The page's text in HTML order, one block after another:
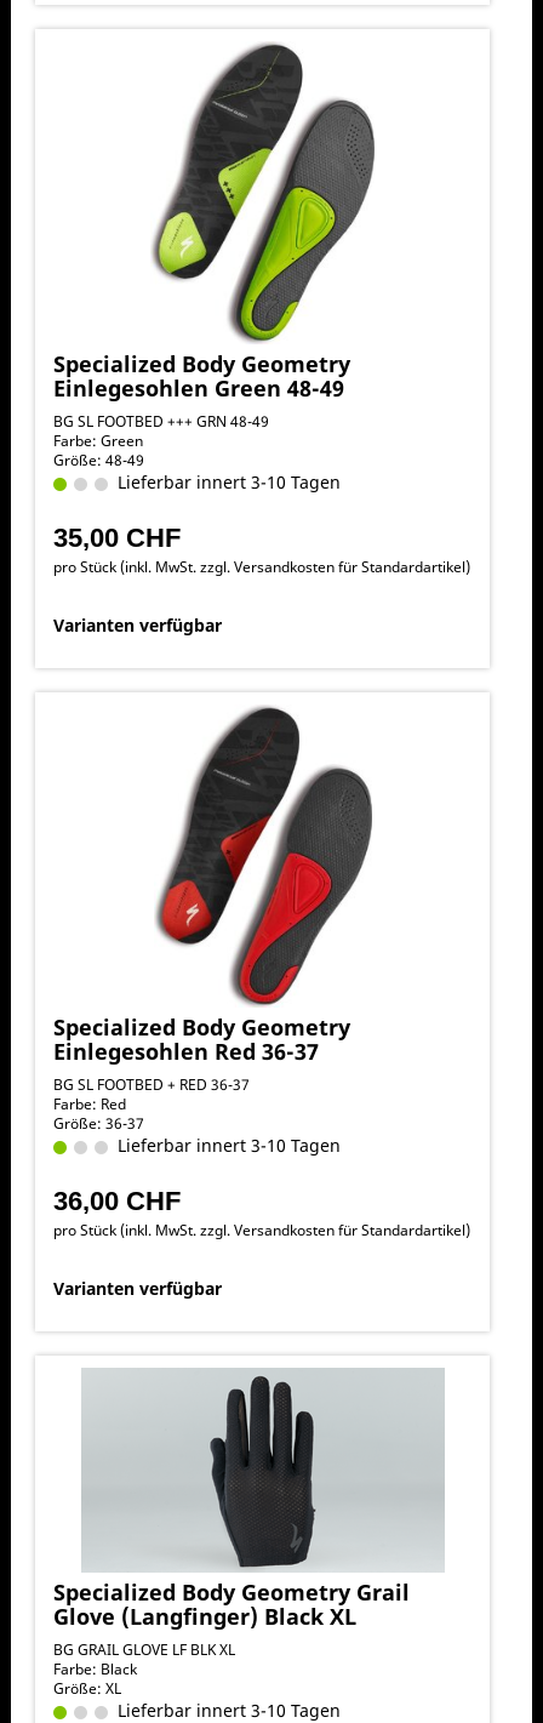
Specialized Body Geometry
Einlegesohlen Green 48-49
BG SL FOOTBED +++ GRN 48-49
Farbe: Green
Größe: 48-49
Lieferbar innert 3-10 Tagen
35,00 CHF
pro Stück (inkl. MwSt. zzgl.Versandkosten für Standardartikel)
Varianten verfügbar
Specialized Body Geometry
Einlegesohlen Red 36-37
BG SL FOOTBED + RED 36-37
Farbe: Red
Größe: 36-37
Lieferbar innert 3-10 Tagen
36,00 CHF
pro Stück (inkl. MwSt. zzgl.Versandkosten für Standardartikel)
Varianten verfügbar
Specialized Body Geometry Grail
Glove (Langfinger) Black XL
BG GRAIL GLOVE LF BLK XL
Farbe: Black
Größe: XL
Lieferbar innert 3-10 Tagen